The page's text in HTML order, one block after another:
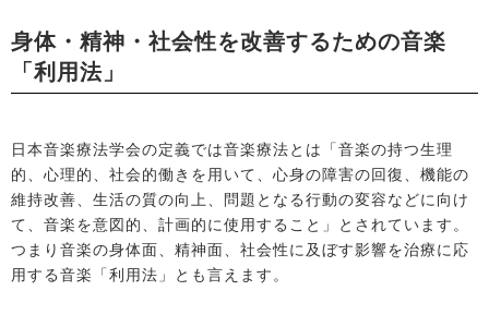
身体・精神・社会性を改善するための音楽
「利用法」
日本音楽療法学会の定義では音楽療法とは「音楽の持つ生理
的、心理的、社会的働きを用いて、心身の障害の回復、機能の
維持改善、生活の質の向上、問題となる行動の変容などに向け
て、音楽を意図的、計画的に使用すること」とされています。
つまり音楽の身体面、精神面、社会性に及ぼす影響を治療に応
用する音楽「利用法」とも言えます。